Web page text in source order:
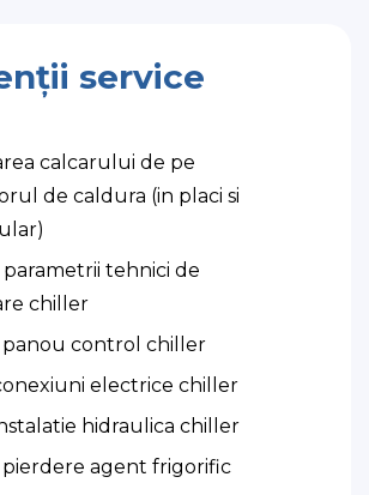
service
calcarului de pe
de caldura (in placi si
tehnici de
chiller
panou control chiller
electrice chiller
hidraulica chiller
agent frigorific